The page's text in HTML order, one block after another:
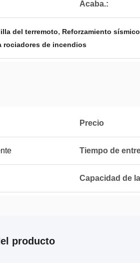
Acaba.:
del terremoto, Reforzamiento
rociadores de incendios
Precio
Tiempo de
Capacidad de
producto